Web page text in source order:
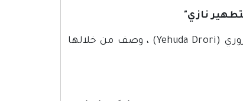
نشر موقع "ان أف سي" بتاريخ 2.10.2012 مقالة تحريضية كتبها يهودا دروري (Yehuda Drori) ، وصف من خلالها